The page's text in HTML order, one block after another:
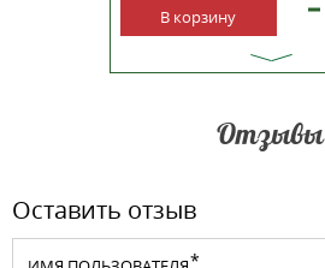
В корзину
Отзывы
Оставить отзыв